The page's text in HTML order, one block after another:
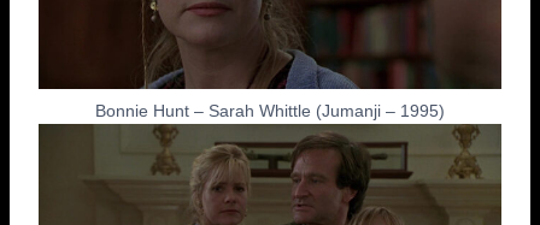
Bonnie Hunt – Sarah Whittle (Jumanji – 1995)